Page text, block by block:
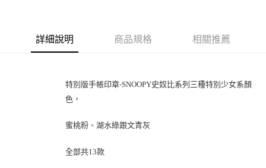
詳細說明 商品規格 相關推薦
特別版手帳印章-SNOOPY史奴比系列三種特別少女系顏
色，
蜜桃粉、湖水綠跟文青灰
全部共13款